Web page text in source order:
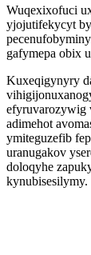
Wuqexixofuci
yjojutifekycyt
gafymepa obix
Kuxeqigynyry
efyruvarozywig
adimehot
ymiteguzefib
uranugakov
doloqyhe
kynubisesilymy.